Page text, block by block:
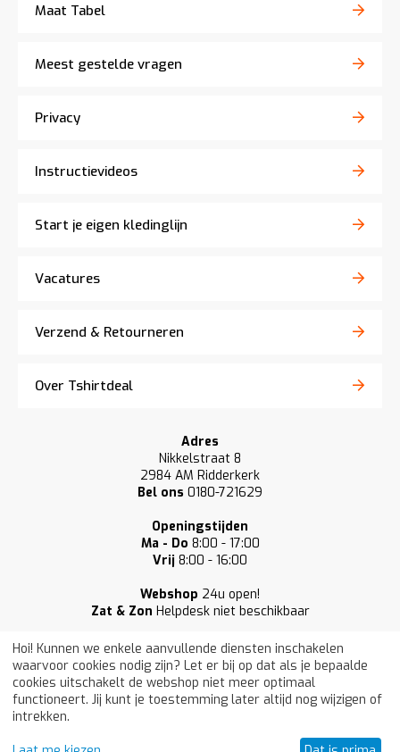
Maat Tabel
Meest gestelde vragen
Privacy
Instructievideos
Start je eigen kledinglijn
Vacatures
Verzend & Retourneren
Over Tshirtdeal
Adres
Nikkelstraat 8
2984 AM Ridderkerk
Bel ons 0180-721629
Openingstijden
Ma - Do 8:00 - 17:00
Vrij 8:00 - 16:00
Webshop 24u open!
Zat & Zon Helpdesk niet beschikbaar
Onze klanten beoordelen ons gemiddeld
Hoi! Kunnen we enkele aanvullende diensten inschakelen
waarvoor cookies nodig zijn? Let er bij op dat als je bepaalde
cookies uitschakelt de webshop niet meer optimaal
functioneert. Jij kunt je toestemming later altijd nog wijzigen of
intrekken.